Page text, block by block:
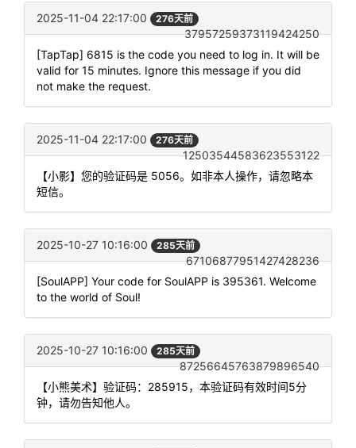
2025-11-04 22:17:00 276天前
37957259373119424250
[TapTap] 6815 is the code you need to log in. It will be
valid for 15 minutes. Ignore this message if you did
not make the request.
2025-11-04 22:17:00 276天前
12503544583623553122
【小影】您的验证码是 5056。如非本人操作，请忽略本
短信。
2025-10-27 10:16:00 285天前
67106877951427428236
[SoulAPP] Your code for SoulAPP is 395361. Welcome
to the world of Soul!
2025-10-27 10:16:00 285天前
87256645763879896540
【小熊美术】验证码：285915，本验证码有效时间5分
钟，请勿告知他人。